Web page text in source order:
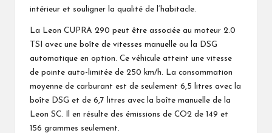
intérieur et souligner la qualité de l’habitacle.
La Leon CUPRA 290 peut être associée au moteur 2.0
TSI avec une boîte de vitesses manuelle ou la DSG
automatique en option. Ce véhicule atteint une vitesse
de pointe auto-limitée de 250 km/h. La consommation
moyenne de carburant est de seulement 6,5 litres avec la
boîte DSG et de 6,7 litres avec la boîte manuelle de la
Leon SC. Il en résulte des émissions de CO2 de 149 et
156 grammes seulement.